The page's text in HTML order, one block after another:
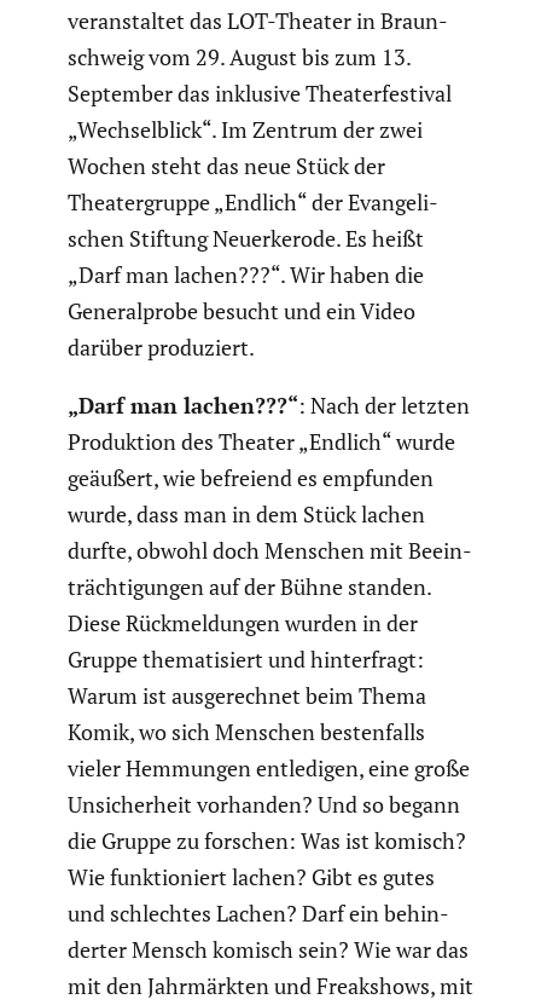
veran­staltet das LOT-Theater in Braun­
schweig vom 29. August bis zum 13.
September das inklusive Theater­fes­tival
„Wechsel­blick“. Im Zentrum der zwei
Wochen steht das neue Stück der
Theater­gruppe „Endlich“ der Evange­li­
schen Stiftung Neuerke­rode.Es heißt
„Darf man lachen???“. Wir haben die
General­probe besucht und ein Video
darüber produ­ziert.
„Darf man lachen???“: Nach der letzten
Produk­tion des Theater „Endlich“ wurde
geäußert, wie befreiend es empfunden
wurde, dass man in dem Stück lachen
durfte, obwohl doch Menschen mit Beein­
träch­ti­gungen auf der Bühne standen.
Diese Rückmel­dungen wurden in der
Gruppe thema­ti­siert und hinter­fragt:
Warum ist ausge­rechnet beim Thema
Komik, wo sich Menschen besten­falls
vieler Hemmungen entle­digen, eine große
Unsicher­heit vorhanden? Und so begann
die Gruppe zu forschen: Was ist komisch?
Wie funktio­niert lachen? Gibt es gutes
und schlechtes Lachen? Darf ein behin­
derter Mensch komisch sein? Wie war das
mit den Jahrmärkten und Freak­shows, mit